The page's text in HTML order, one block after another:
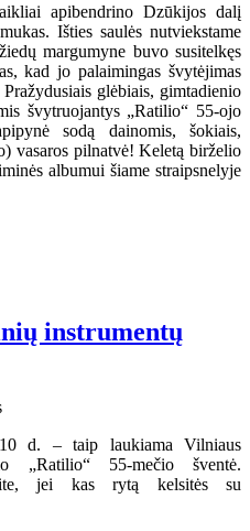
apibendrino Dzūkijos dalį
Išties saulės nutviekstame
margumyne buvo susitelkęs
kad jo palaimingas švytėjimas
glėbiais, gimtadienio
švytruojantys „Ratilio“ 55-ojo
sodą dainomis, šokiais,
vasaros pilnatvė! Keletą birželio
albumui šiame straipsnelyje
instrumentų
d. – taip laukiama Vilniaus
„Ratilio“ 55-mečio šventė.
jei kas rytą kelsitės su